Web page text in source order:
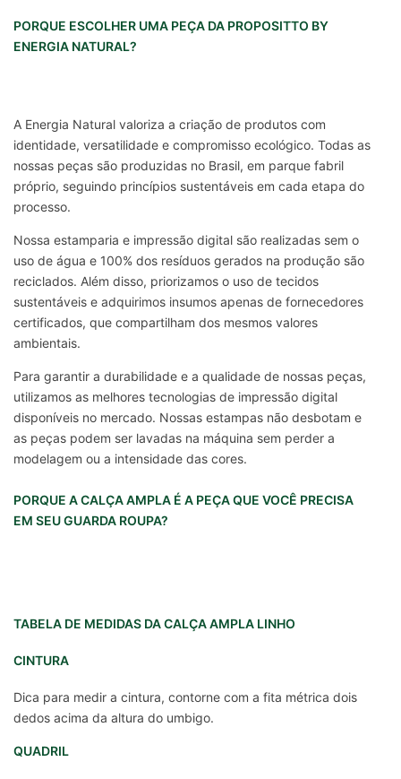
PORQUE ESCOLHER UMA PEÇA DA PROPOSITTO BY
ENERGIA NATURAL?
A Energia Natural valoriza a criação de produtos com
identidade, versatilidade e compromisso ecológico. Todas as
nossas peças são produzidas no Brasil, em parque fabril
próprio, seguindo princípios sustentáveis em cada etapa do
processo.
Nossa estamparia e impressão digital são realizadas sem o
uso de água e 100% dos resíduos gerados na produção são
reciclados. Além disso, priorizamos o uso de tecidos
sustentáveis e adquirimos insumos apenas de fornecedores
certificados, que compartilham dos mesmos valores
ambientais.
Para garantir a durabilidade e a qualidade de nossas peças,
utilizamos as melhores tecnologias de impressão digital
disponíveis no mercado. Nossas estampas não desbotam e
as peças podem ser lavadas na máquina sem perder a
modelagem ou a intensidade das cores.
PORQUE A CALÇA AMPLA É A PEÇA QUE VOCÊ PRECISA
EM SEU GUARDA ROUPA?
TABELA DE MEDIDAS DA CALÇA AMPLA LINHO
CINTURA
Dica para medir a cintura, contorne com a fita métrica dois
dedos acima da altura do umbigo.
QUADRIL